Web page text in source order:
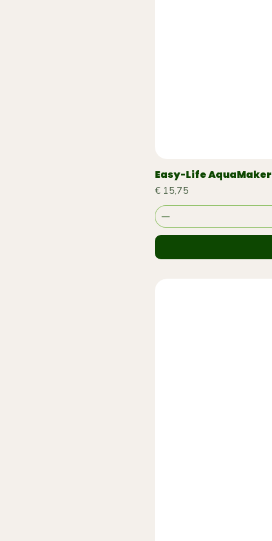
Easy-Life
Prijs
€ 15,75